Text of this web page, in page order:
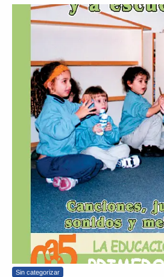
Sin categorizar